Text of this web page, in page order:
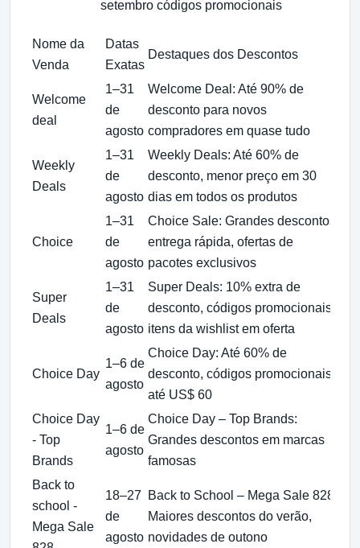
setembro códigos promocionais
Nome da
Venda
Datas
Exatas
Destaques dos Descontos
Welcome
deal
1–31
de
agosto
Welcome Deal: Até 90% de
desconto para novos
compradores em quase tudo
Weekly
Deals
1–31
de
agosto
Weekly Deals: Até 60% de
desconto, menor preço em 30
dias em todos os produtos
Choice
1–31
de
agosto
Choice Sale: Grandes descontos,
entrega rápida, ofertas de
pacotes exclusivos
Super
Deals
1–31
de
agosto
Super Deals: 10% extra de
desconto, códigos promocionais,
itens da wishlist em oferta
Choice Day
1–6 de
agosto
Choice Day: Até 60% de
desconto, códigos promocionais
até US$ 60
Choice Day
- Top
Brands
1–6 de
agosto
Choice Day – Top Brands:
Grandes descontos em marcas
famosas
Back to
school -
Mega Sale
18–27
de
agosto
Back to School – Mega Sale 828:
Maiores descontos do verão,
novidades de outono